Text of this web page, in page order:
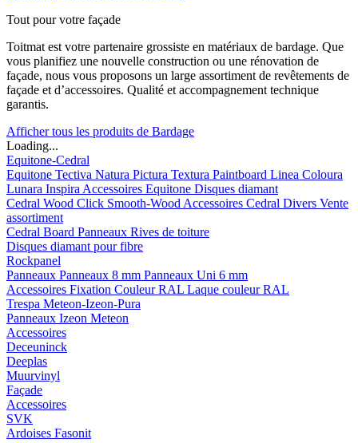
Tout pour votre façade
Toitmat est votre partenaire grossiste en matériaux de bardage. Que
vous planifiez une nouvelle construction ou une rénovation de
façade, nous vous proposons un large assortiment de revêtements de
façade et d’accessoires. Qualité et accompagnement technique
garantis.
Afficher tous les produits de Bardage
Loading...
Equitone-Cedral
Equitone Tectiva Natura Pictura Textura Paintboard Linea Coloura
Lunara Inspira Accessoires Equitone Disques diamant
Cedral Wood Click Smooth-Wood Accessoires Cedral Divers Vente
assortiment
Cedral Board Panneaux Rives de toiture
Disques diamant pour fibre
Rockpanel
Panneaux Panneaux 8 mm Panneaux Uni 6 mm
Accessoires Fixation Couleur RAL Laque couleur RAL
Trespa Meteon-Izeon-Pura
Panneaux Izeon Meteon
Accessoires
Deceuninck
Deeplas
Muurvinyl
Façade
Accessoires
SVK
Ardoises Fasonit